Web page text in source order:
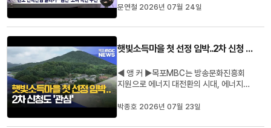
니다.최근 열린 전복산업 관련 예산사업 협
복 가두리 감축사업을 추진하고, 과잉 생산
하기로 했습니다.또 완도...
문연철 2026년 07월 24일
햇빛소득마을 첫 선정 임박..2차 신청 '관심'
◀ 앵 커 ▶목포MBC는 방송문화진흥회
지원으로 에너지 대전환의 시대, 에너지가
가는 햇빛교실' 기획 보도를 이어가고 있습
박종호 2026년 07월 23일